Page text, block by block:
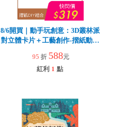
8/6開買｜動手玩創意：3D叢林派
對立體卡片＋工藝創作-摺紙動物
95 折 588元
紅利 1 點